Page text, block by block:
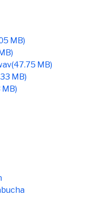
MB)
(47.75 MB)
MB)
MB)